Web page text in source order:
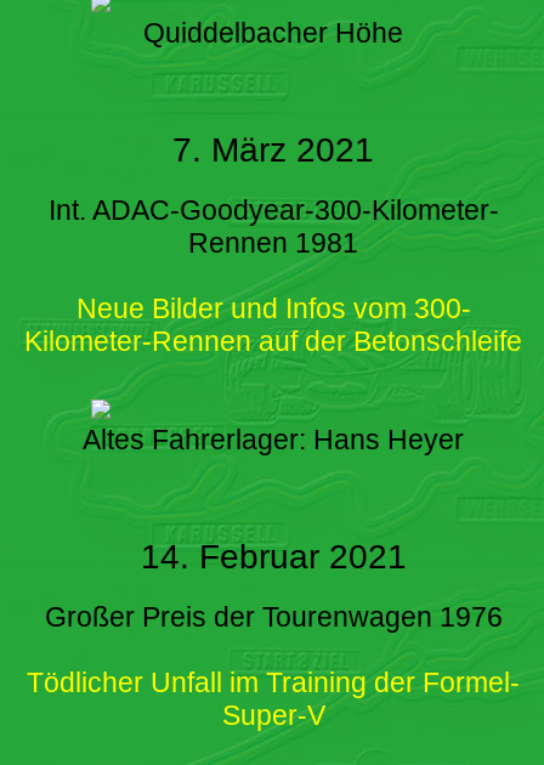
Quiddelbacher Höhe
7. März 2021
Int. ADAC-Goodyear-300-Kilometer-
Rennen 1981
Neue Bilder und Infos vom 300-
Kilometer-Rennen auf der Betonschleife
Altes Fahrerlager: Hans Heyer
14. Februar 2021
Großer Preis der Tourenwagen 1976
Tödlicher Unfall im Training der Formel-
Super-V